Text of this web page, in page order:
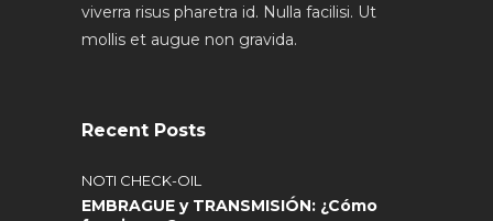
viverra risus pharetra id. Nulla facilisi. Ut
mollis et augue non gravida.
Recent Posts
NOTI CHECK-OIL
EMBRAGUE y TRANSMISIÓN: ¿Cómo